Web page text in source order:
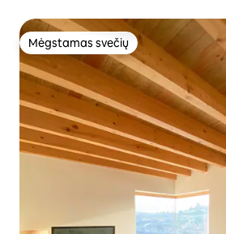
Mėgstamas svečių
Mėgstamas svečių